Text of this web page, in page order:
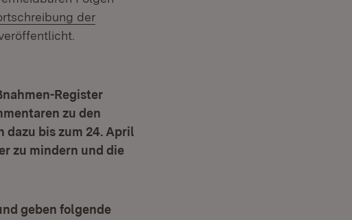
Fenster)der
Register
zu den
dazu bis zum 24. April
zu mindern und die
geben folgende